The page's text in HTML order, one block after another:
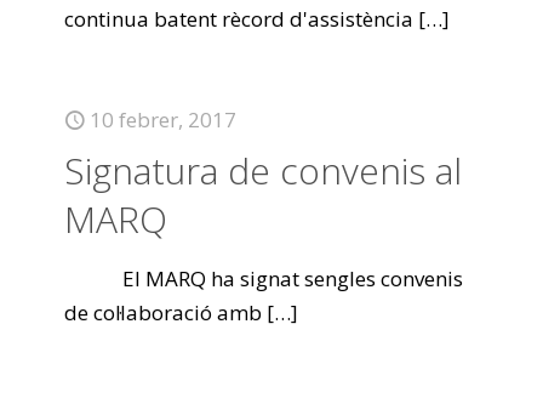
continua batent rècord d'assistència […]
10 febrer, 2017
Signatura de convenis al
MARQ
El MARQ ha signat sengles convenis
de col·laboració amb […]